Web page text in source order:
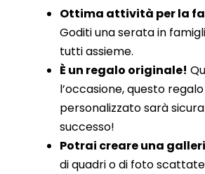
Ottima attività per la
Goditi una serata in
tutti assieme.
È un regalo originale!
l’occasione, questo regalo
personalizzato sarà
successo!
Potrai creare una
di quadri o di foto